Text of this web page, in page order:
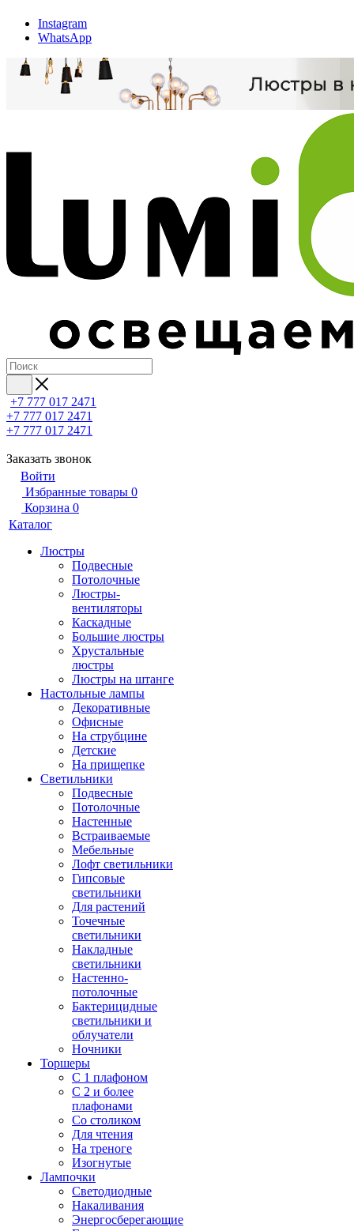
Instagram
WhatsApp
+7 777 017 2471
+7 777 017 2471
+7 777 017 2471
Заказать звонок
Войти
Избранные товары 0
Корзина 0
Каталог
Люстры
Подвесные
Потолочные
Люстры-
вентиляторы
Каскадные
Большие люстры
Хрустальные
люстры
Люстры на штанге
Настольные лампы
Декоративные
Офисные
На струбцине
Детские
На прищепке
Светильники
Подвесные
Потолочные
Настенные
Встраиваемые
Мебельные
Лофт светильники
Гипсовые
светильники
Для растений
Точечные
светильники
Накладные
светильники
Настенно-
потолочные
Бактерицидные
светильники и
облучатели
Ночники
Торшеры
С 1 плафоном
С 2 и более
плафонами
Со столиком
Для чтения
На треноге
Изогнутые
Лампочки
Светодиодные
Накаливания
Энергосберегающие